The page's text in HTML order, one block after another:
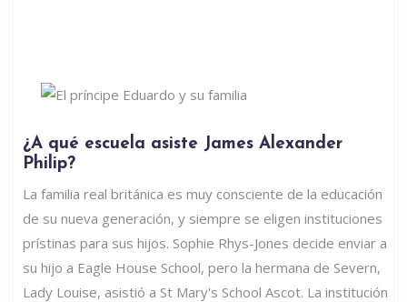
¿A qué escuela asiste James Alexander
Philip?
La familia real británica es muy consciente de la educación
de su nueva generación, y siempre se eligen instituciones
prístinas para sus hijos. Sophie Rhys-Jones decide enviar a
su hijo a Eagle House School, pero la hermana de Severn,
Lady Louise, asistió a St Mary's School Ascot. La institución